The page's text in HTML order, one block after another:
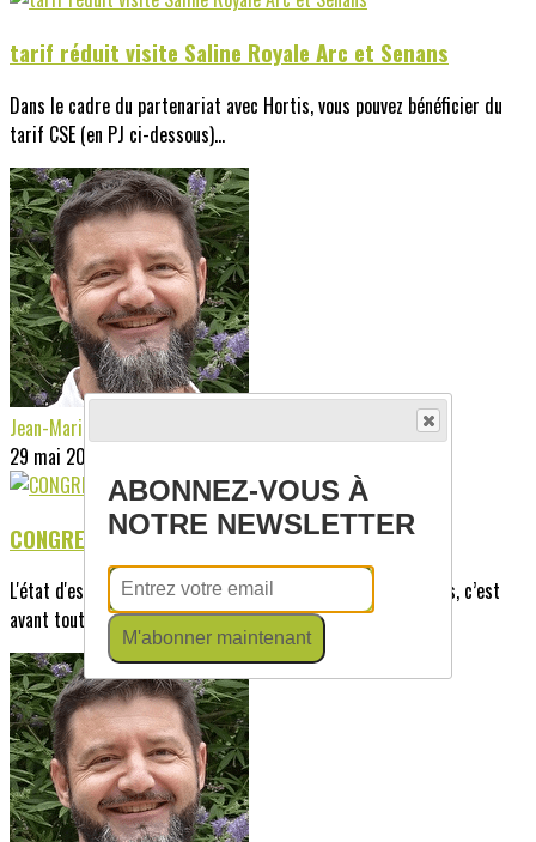
tarif réduit visite Saline Royale Arc et Senans
Dans le cadre du partenariat avec Hortis, vous pouvez bénéficier du
tarif CSE (en PJ ci-dessous)...
Jean-Marie ROGEL
29 mai 2026
CONGRES NATIONAL 15-16 oct 2026 GRENOBLE
L'état d'esprit du congrès 2026 :Organiser le congrès Hortis, c’est
avant tout mettre en...
ABONNEZ-VOUS À
NOTRE NEWSLETTER
M'abonner maintenant